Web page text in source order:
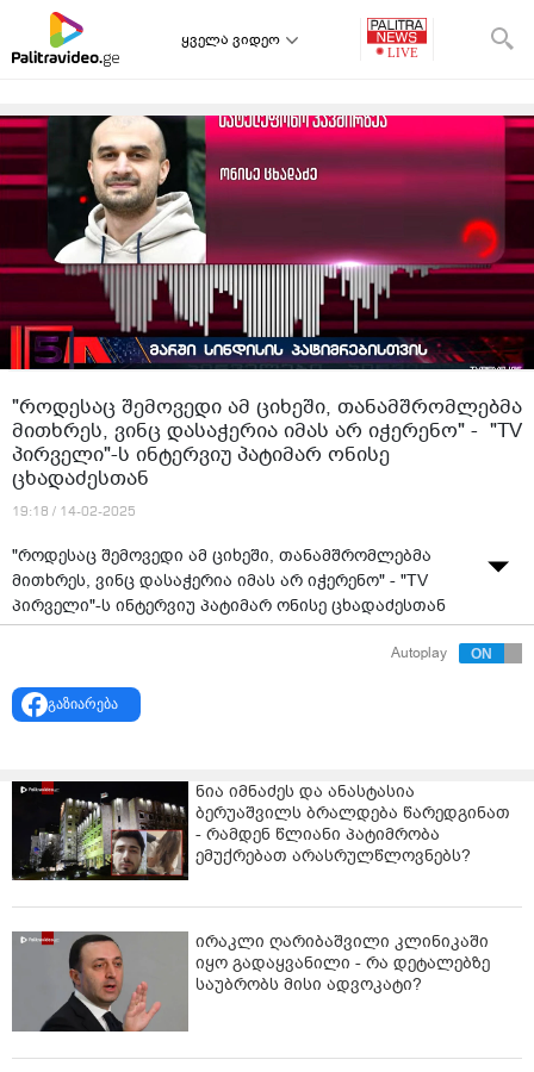
ყველა ვიდეო
"როდესაც შემოვედი ამ ციხეში, თანამშრომლებმა
მითხრეს, ვინც დასაჭერია იმას არ იჭერენო" - "TV
პირველი"-ს ინტერვიუ პატიმარ ონისე
ცხადაძესთან
19:18 / 14-02-2025
"როდესაც შემოვედი ამ ციხეში, თანამშრომლებმა
მითხრეს, ვინც დასაჭერია იმას არ იჭერენო" - "TV
პირველი"-ს ინტერვიუ პატიმარ ონისე ცხადაძესთან
Autoplay
გაზიარება
ნია იმნაძეს და ანასტასია
ბერუაშვილს ბრალდება წარედგინათ
- რამდენ წლიანი პატიმრობა
ემუქრებათ არასრულწლოვნებს?
ირაკლი ღარიბაშვილი კლინიკაში
იყო გადაყვანილი - რა დეტალებზე
საუბრობს მისი ადვოკატი?